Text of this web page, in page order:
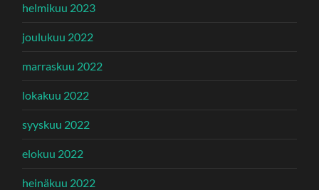
helmikuu 2023
joulukuu 2022
marraskuu 2022
lokakuu 2022
syyskuu 2022
elokuu 2022
heinäkuu 2022